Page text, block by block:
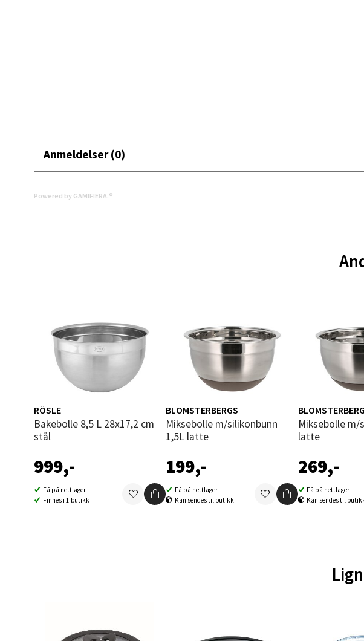
Anmeldelser (0)
Powered by GAMIFIERA.®
RÖSLE
Bakebolle 8,5 L 28x17,2 cm
stål
999,-
Få på nettlager
Finnes i 1 butikk
BLOMSTERBERGS
Miksebolle m/silikonbunn
1,5L latte
199,-
Få på nettlager
Kan sendes til butikk
Miksebolle m/silikonbunn 3L
latte
269,-
Få på nettlager
Kan sendes til
Mo i Rana - Thon
Ålesund - Thon
Langelandsvegen 25, 6010
Åpent i dag 10-18
0 i butikk
Molde - Moldetorget
Torget 1, 6413 Molde
Narvik - Thon